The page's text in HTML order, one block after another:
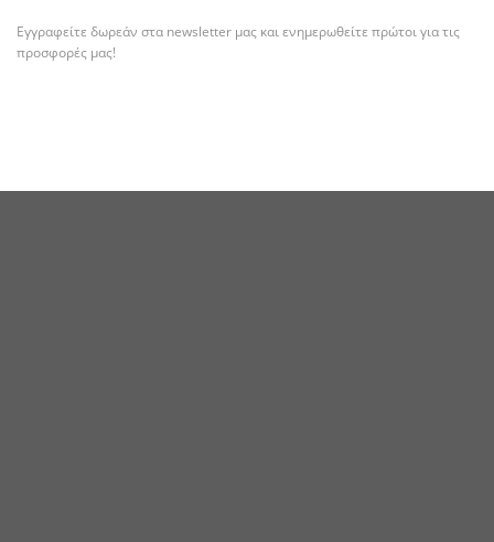
Εγγραφείτε δωρεάν στα newsletter μας και ενημερωθείτε πρώτοι για τις
προσφορές μας!